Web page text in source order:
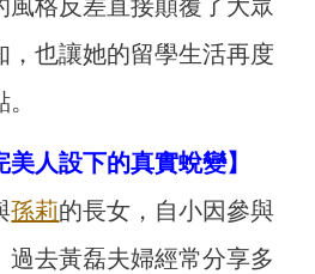
風格反差直接顛覆了大眾
，也讓她的留學生活再度
美人設下的真實蛻變】
孫莉的長女，自小因參與
過去黃磊夫婦經常分享多